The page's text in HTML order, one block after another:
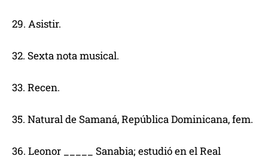
29. Asistir.
32. Sexta nota musical.
33. Recen.
35. Natural de Samaná, República Dominicana, fem.
36. Leonor _____ Sanabia; estudió en el Real